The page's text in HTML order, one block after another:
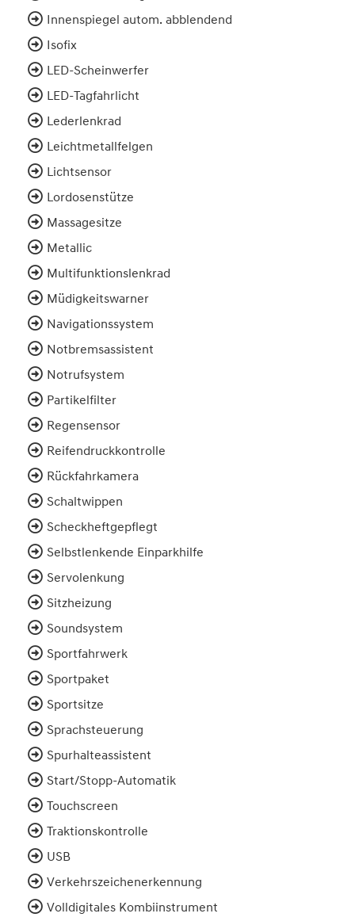
Innenspiegel autom. abblendend
Isofix
LED-Scheinwerfer
LED-Tagfahrlicht
Lederlenkrad
Leichtmetallfelgen
Lichtsensor
Lordosenstütze
Massagesitze
Metallic
Multifunktionslenkrad
Müdigkeitswarner
Navigationssystem
Notbremsassistent
Notrufsystem
Partikelfilter
Regensensor
Reifendruckkontrolle
Rückfahrkamera
Schaltwippen
Scheckheftgepflegt
Selbstlenkende Einparkhilfe
Servolenkung
Sitzheizung
Soundsystem
Sportfahrwerk
Sportpaket
Sportsitze
Sprachsteuerung
Spurhalteassistent
Start/Stopp-Automatik
Touchscreen
Traktionskontrolle
USB
Verkehrszeichenerkennung
Volldigitales Kombiinstrument